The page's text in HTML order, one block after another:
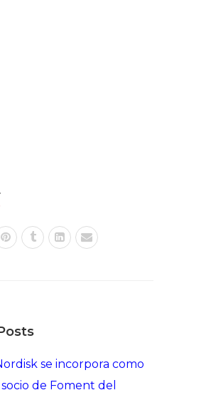
se incorpora como
de Foment del